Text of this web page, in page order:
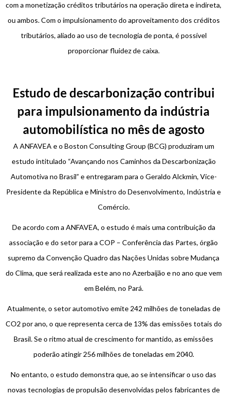
com a monetização créditos tributários na operação direta e indireta,
ou ambos. Com o impulsionamento do aproveitamento dos créditos
tributários, aliado ao uso de tecnologia de ponta, é possível
proporcionar fluidez de caixa.
Estudo de descarbonização contribui
para impulsionamento da indústria
automobilística no mês de agosto
A ANFAVEA e o Boston Consulting Group (BCG) produziram um
estudo intitulado “Avançando nos Caminhos da Descarbonização
Automotiva no Brasil” e entregaram para o Geraldo Alckmin, Vice-
Presidente da República e Ministro do Desenvolvimento, Indústria e
Comércio.
De acordo com a ANFAVEA, o estudo é mais uma contribuição da
associação e do setor para a COP – Conferência das Partes, órgão
supremo da Convenção Quadro das Nações Unidas sobre Mudança
do Clima, que será realizada este ano no Azerbaijão e no ano que vem
em Belém, no Pará.
Atualmente, o setor automotivo emite 242 milhões de toneladas de
CO2 por ano, o que representa cerca de 13% das emissões totais do
Brasil. Se o ritmo atual de crescimento for mantido, as emissões
poderão atingir 256 milhões de toneladas em 2040.
No entanto, o estudo demonstra que, ao se intensificar o uso das
novas tecnologias de propulsão desenvolvidas pelos fabricantes de